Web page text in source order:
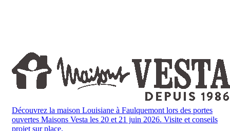
Découvrez la maison Louisiane à Faulquemont lors des portes
ouvertes Maisons Vesta les 20 et 21 juin 2026. Visite et conseils
projet sur place.